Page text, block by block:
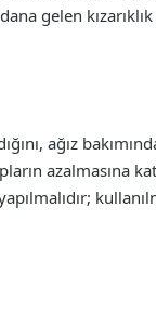
gelen
ağız
azalmasına